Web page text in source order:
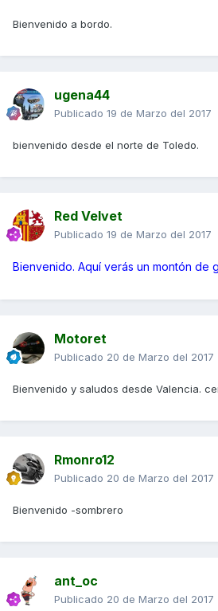
Bienvenido a bordo.
ugena44
Publicado 19 de Marzo del 2017
bienvenido desde el norte de Toledo.
Red Velvet
Publicado 19 de Marzo del 2017
Bienvenido. Aquí verás un montón de
Motoret
Publicado 20 de Marzo del 2017
Bienvenido y saludos desde Valencia.
Rmonro12
Publicado 20 de Marzo del 2017
Bienvenido -sombrero
ant_oc
Publicado 20 de Marzo del 2017